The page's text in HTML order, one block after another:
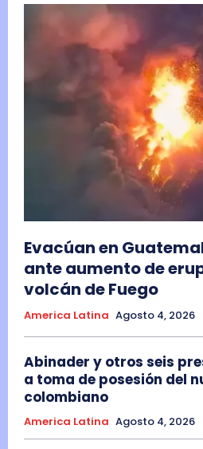
Evacúan en
ante aumento de
volcán de Fuego
America Latina Agosto 4, 2026
Abinader y otros seis
a toma de posesión del
colombiano
America Latina Agosto 4, 2026